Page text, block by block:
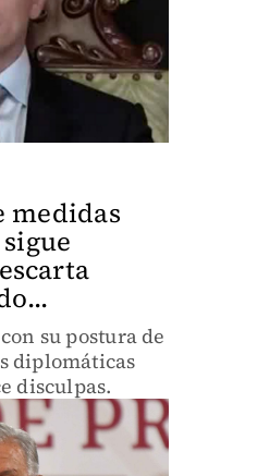
medidas
su postura de
diplomáticas
disculpas.